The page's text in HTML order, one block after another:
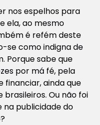
nos espelhos para
ela, ao mesmo
é refém deste
se como indigna de
Porque sabe que
por má fé, pela
financiar, ainda que
Ou não foi
na publicidade do